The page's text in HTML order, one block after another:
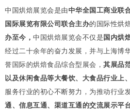
中国烘焙展览会是由中华全国工商业联
国际展览有限公司联合主办的国际性烘
办至今， 中国烘焙展览会不仅是国内烘
经过二十余年的奋力发展，并与上海博
誉国际的烘焙食品综合型展会， 其展品
以及休闲食品等大餐饮、大食品行业上
服务行业的初心不断努力，为推动行业
通、信息互通、渠道互通的交流展示平台